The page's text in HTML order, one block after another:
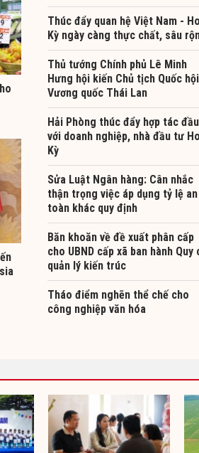
Thúc đẩy quan hệ Việt Nam -
Kỳ ngày càng thực chất, sâu
Thủ tướng Chính phủ Lê Minh
Hưng hội kiến Chủ tịch Quốc hội
Vương quốc Thái Lan
Hải Phòng thúc đẩy hợp tác
với doanh nghiệp, nhà đầu tư
Kỳ
Sửa Luật Ngân hàng: Cân nhắc
thận trọng việc áp dụng tỷ lệ an
toàn khác quy định
Băn khoăn về đề xuất phân cấp
cho UBND cấp xã ban hành Quy
quản lý kiến trúc
Tháo điểm nghẽn thể chế cho
công nghiệp văn hóa